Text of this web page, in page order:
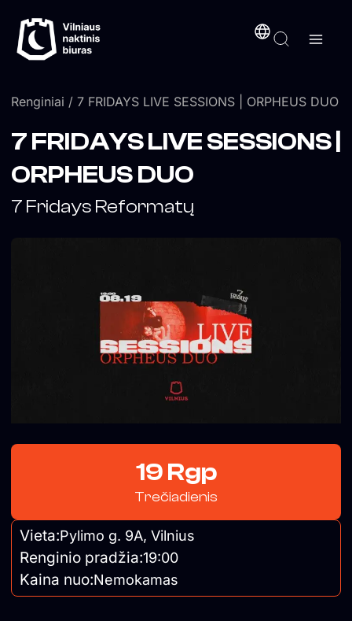
prie
turinio
Renginiai / 7 FRIDAYS LIVE SESSIONS | ORPHEUS DUO
7 FRIDAYS LIVE SESSIONS |
ORPHEUS DUO
7 Fridays Reformatų
19 Rgp
Trečiadienis
Vieta:Pylimo g. 9A, Vilnius
Renginio pradžia:19:00
Kaina nuo:Nemokamas